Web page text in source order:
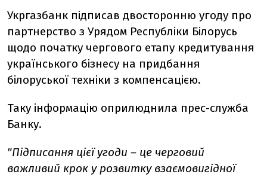
Укргазбанк підписав двосторонню угоду про
партнерство з Урядом Республіки Білорусь
щодо початку чергового етапу кредитування
українського бізнесу на придбання
білоруської техніки з компенсацією.
Таку інформацію оприлюднила прес-служба
Банку.
"Підписання цієї угоди – це черговий
важливий крок у розвитку взаємовигідної